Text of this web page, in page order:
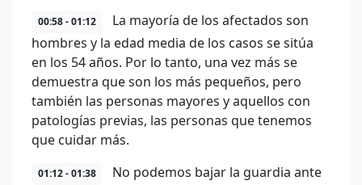
00:58 - 01:12
La mayoría de los afectados son
hombres y la edad media de los casos se sitúa
en los 54 años. Por lo tanto, una vez más se
demuestra que son los más pequeños, pero
también las personas mayores y aquellos con
patologías previas, las personas que tenemos
que cuidar más.
01:12 - 01:38
No podemos bajar la guardia ante